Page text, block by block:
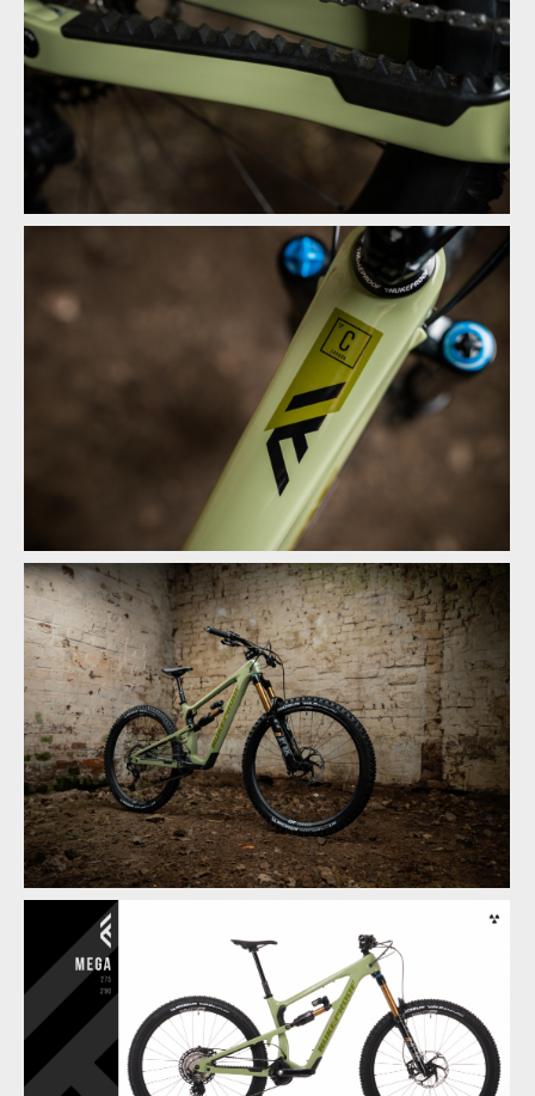
Novinka: Nukeproof Mega - počtvrté stejně a přesto jinak
Novinka: Nukeproof Mega - počtvrté stejně a přesto jinak
Novinka: Nukeproof Mega - počtvrté stejně a přesto jinak
Novinka: Nukeproof Mega - počtvrté stejně a přesto jinak
Novinka: Nukeproof Mega - počtvrté stejně a přesto jinak
Novinka: Nukeproof Mega - počtvrté stejně a přesto jinak
Novinka: Nukeproof Mega - počtvrté stejně a přesto jinak
Novinka: Nukeproof Mega - počtvrté stejně a přesto jinak
Novinka: Nukeproof Mega - počtvrté stejně a přesto jinak
Novinka: Nukeproof Mega - počtvrté stejně a přesto jinak
Novinka: Nukeproof Mega - počtvrté stejně a přesto jinak
Novinka: Nukeproof Mega - počtvrté stejně a přesto jinak
Novinka: Nukeproof Mega - počtvrté stejně a přesto jinak
Novinka: Nukeproof Mega - počtvrté stejně a přesto jinak
Novinka: Nukeproof Mega - počtvrté stejně a přesto jinak
Novinka: Nukeproof Mega - počtvrté stejně a přesto jinak
Novinka: Nukeproof Mega - počtvrté stejně a přesto jinak
Novinka: Nukeproof Mega - počtvrté stejně a přesto jinak
Novinka: Nukeproof Mega - počtvrté stejně a přesto jinak
Novinka: Nukeproof Mega - počtvrté stejně a přesto jinak
Novinka: Nukeproof Mega - počtvrté stejně a přesto jinak
Novinka: Nukeproof Mega - počtvrté stejně a přesto jinak
Novinka: Nukeproof Mega - počtvrté stejně a přesto jinak